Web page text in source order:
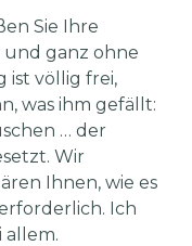
Sie Ihre
und ganz ohne
ist völlig frei,
was ihm gefällt:
… der
Wir
Ihnen, wie es
Ich
allem.